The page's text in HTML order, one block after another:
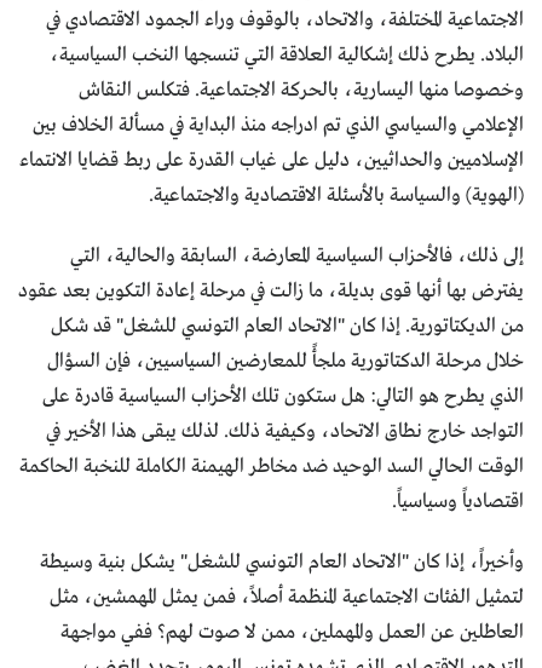
الاجتماعية المختلفة، والاتحاد، بالوقوف وراء الجمود الاقتصادي في
البلاد. يطرح ذلك إشكالية العلاقة التي تنسجها النخب السياسية،
وخصوصا منها اليسارية، بالحركة الاجتماعية. فتكلس النقاش
الإعلامي والسياسي الذي تم ادراجه منذ البداية في مسألة الخلاف بين
الإسلاميين والحداثيين، دليل على غياب القدرة على ربط قضايا الانتماء
(الهوية) والسياسة بالأسئلة الاقتصادية والاجتماعية.
إلى ذلك، فالأحزاب السياسية المعارضة، السابقة والحالية، التي
يفترض بها أنها قوى بديلة، ما زالت في مرحلة إعادة التكوين بعد عقود
من الديكتاتورية. إذا كان "الاتحاد العام التونسي للشغل" قد شكل
خلال مرحلة الدكتاتورية ملجأً للمعارضين السياسيين، فإن السؤال
الذي يطرح هو التالي: هل ستكون تلك الأحزاب السياسية قادرة على
التواجد خارج نطاق الاتحاد، وكيفية ذلك. لذلك يبقى هذا الأخير في
الوقت الحالي السد الوحيد ضد مخاطر الهيمنة الكاملة للنخبة الحاكمة
اقتصادياً وسياسياً.
وأخيراً، إذا كان "الاتحاد العام التونسي للشغل" يشكل بنية وسيطة
لتمثيل الفئات الاجتماعية المنظمة أصلاً، فمن يمثل المهمشين، مثل
العاطلين عن العمل والمهملين، ممن لا صوت لهم؟ ففي مواجهة